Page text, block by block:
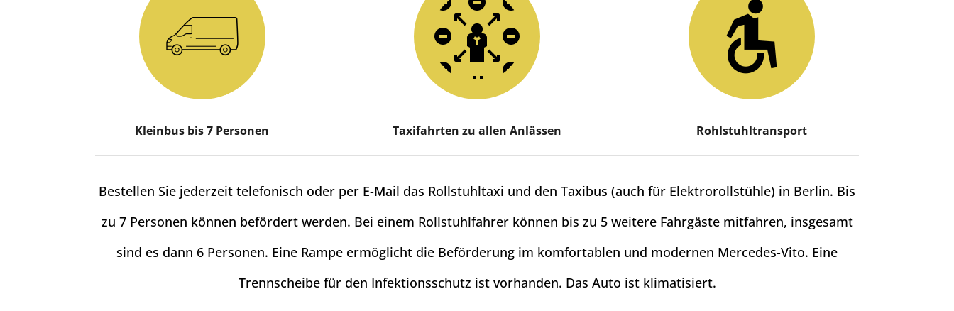
Kleinbus bis 7 Personen Taxifahrten zu allen Anlässen Rohlstuhltransport
Bestellen Sie jederzeit telefonisch oder per E-Mail das Rollstuhltaxi und den Taxibus (auch für Elektrorollstühle) in Berlin. Bis
zu 7 Personen können befördert werden. Bei einem Rollstuhlfahrer können bis zu 5 weitere Fahrgäste mitfahren, insgesamt
sind es dann 6 Personen. Eine Rampe ermöglicht die Beförderung im komfortablen und modernen Mercedes-Vito. Eine
Trennscheibe für den Infektionsschutz ist vorhanden. Das Auto ist klimatisiert.